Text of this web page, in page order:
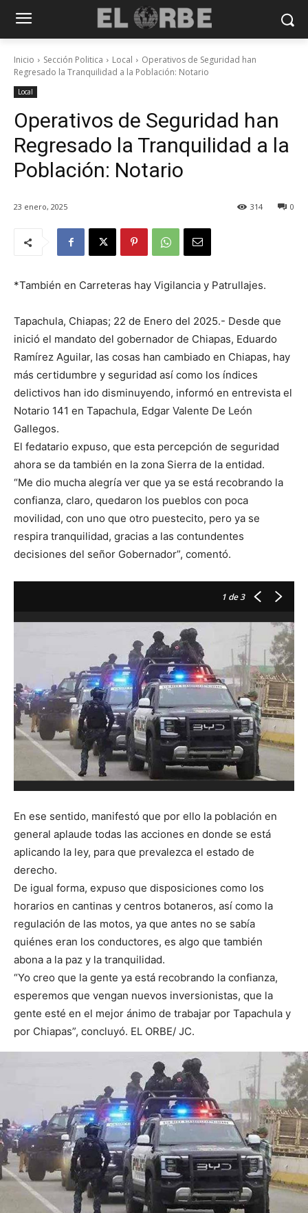
Inicio Sección Politica Local
Operativos de Seguridad han
Regresado la Tranquilidad a la Población: Notario
Local
Operativos de Seguridad han
Regresado la Tranquilidad a la
Población: Notario
23 enero, 2025 0
314
*También en Carreteras hay Vigilancia y Patrullajes.
Tapachula, Chiapas; 22 de Enero del 2025.- Desde que
inició el mandato del gobernador de Chiapas, Eduardo
Ramírez Aguilar, las cosas han cambiado en Chiapas, hay
más certidumbre y seguridad así como los índices
delictivos han ido disminuyendo, informó en entrevista el
Notario 141 en Tapachula, Edgar Valente De León
Gallegos.
El fedatario expuso, que esta percepción de seguridad
ahora se da también en la zona Sierra de la entidad.
“Me dio mucha alegría ver que ya se está recobrando la
confianza, claro, quedaron los pueblos con poca
movilidad, con uno que otro puestecito, pero ya se
respira tranquilidad, gracias a las contundentes
decisiones del señor Gobernador”, comentó.
1 de 3
En ese sentido, manifestó que por ello la población en
general aplaude todas las acciones en donde se está
aplicando la ley, para que prevalezca el estado de
derecho.
De igual forma, expuso que disposiciones como los
horarios en cantinas y centros botaneros, así como la
regulación de las motos, ya que antes no se sabía
quiénes eran los conductores, es algo que también
abona a la paz y la tranquilidad.
“Yo creo que la gente ya está recobrando la confianza,
esperemos que vengan nuevos inversionistas, que la
gente esté en el mejor ánimo de trabajar por Tapachula y
por Chiapas”, concluyó. EL ORBE/ JC.